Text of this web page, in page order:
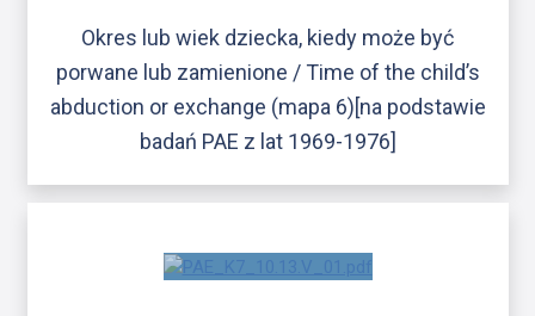
Okres lub wiek dziecka, kiedy może być
porwane lub zamienione / Time of the child’s
abduction or exchange (mapa 6)[na podstawie
badań PAE z lat 1969-1976]